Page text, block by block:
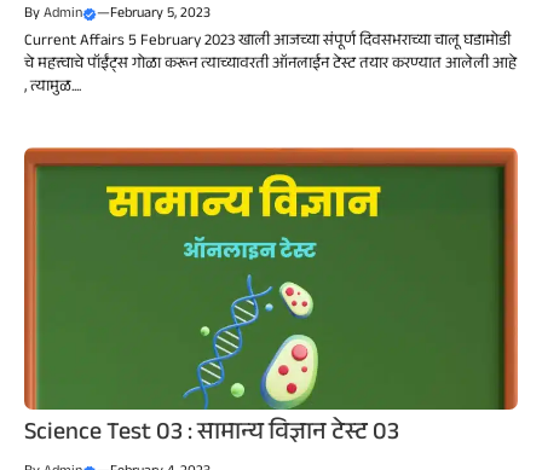
ByAdmin —February 5, 2023
Current Affairs 5 February 2023 खाली आजच्या संपूर्ण दिवसभराच्या चालू घडामोडी
चे महत्त्वाचे पॉईंट्स गोळा करून त्याच्यावरती ऑनलाईन टेस्ट तयार करण्यात आलेली आहे
, त्यामुळ....
Science Test 03 : सामान्य विज्ञान टेस्ट 03